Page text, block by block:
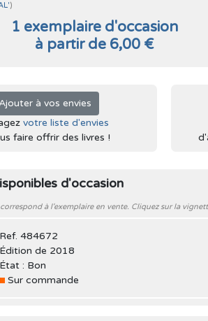
)
1 exemplaire d'occasion
à partir de 6,00 €
à vos envies
votre liste d'envies
faire offrir des livres !
d'occasion
à l'exemplaire en vente. Cliquez sur la
Ref. 484672
Édition de 2018
État : Bon
Sur commande